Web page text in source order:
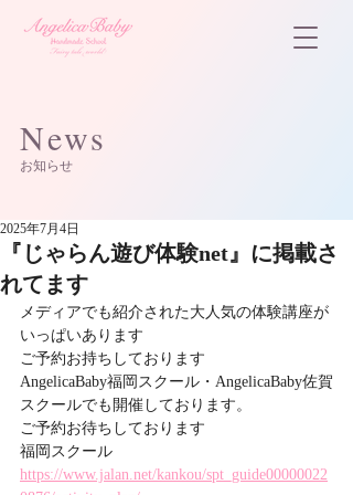
News
お知らせ
『じゃらん遊び体験net』に掲載さ
れてます
2025年7月4日
メディアでも紹介された大人気の体験講座が
いっぱいあります
ご予約お持ちしております
AngelicaBaby福岡スクール・AngelicaBaby佐賀
スクールでも開催しております。
ご予約お待ちしております
福岡スクール
https://www.jalan.net/kankou/spt_guide00000022